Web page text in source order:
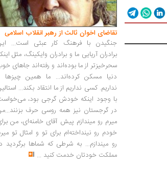
تقاضای اخوان ثالث از رهبر انقلاب اسلامی
جنگیدن با فرهنگ کار عبثی است...
برادران آریایی ما و برادران وایکینگ، مثل
سحرخیزتر از ما بوده‌اند و رفته‌اند جاهای
دنیا مسکن کرده‌اند... ما همین چیزها
نداریم. کسی نداریم از ما انتقاد بکند...
با وجود اینکه خودش گرجی بود،
در گرجستان نیز همه روسی حرف
میرم رو میندازم پیش آقای خامنه‌ای، من
خودم رو نینداخته‌ام برای تو و امثال تو
رو میندازم... به شرطی که شماها برگردید
مملکت خودتان خدمت کنید ...